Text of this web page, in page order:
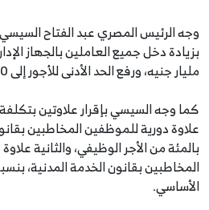
مليار جنيه، ورفع الحد الأدنى للأجور إلى 2400 جنيه (نحو 155 دولارا).
بالمئة من الأجر الوظيفي، والثانية
الأساسي.